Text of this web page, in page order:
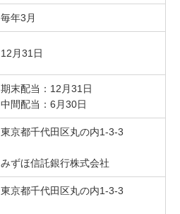
毎年3月
12月31日
期末配当：12月31日
中間配当：6月30日
東京都千代田区丸の内1-3-3
みずほ信託銀行株式会社
東京都千代田区丸の内1-3-3